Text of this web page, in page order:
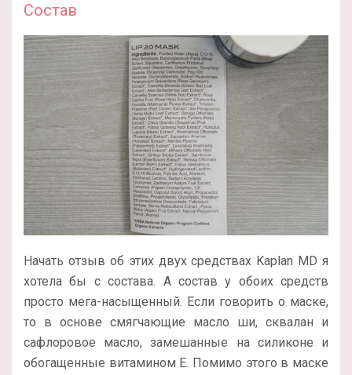
Состав
Начать отзыв об этих двух средствах Kaplan MD я
хотела бы с состава. А состав у обоих средств
просто мега-насыщенный. Если говорить о маске,
то в основе смягчающие масло ши, сквалан и
сафлоровое масло, замешанные на силиконе и
обогащенные витамином Е. Помимо этого в маске